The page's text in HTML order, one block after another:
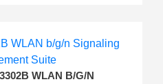
WLAN B/G/N